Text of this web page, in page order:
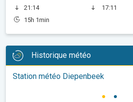
21:14
15h 1min
17:11
Historique météo
Station météo Diepenbeek